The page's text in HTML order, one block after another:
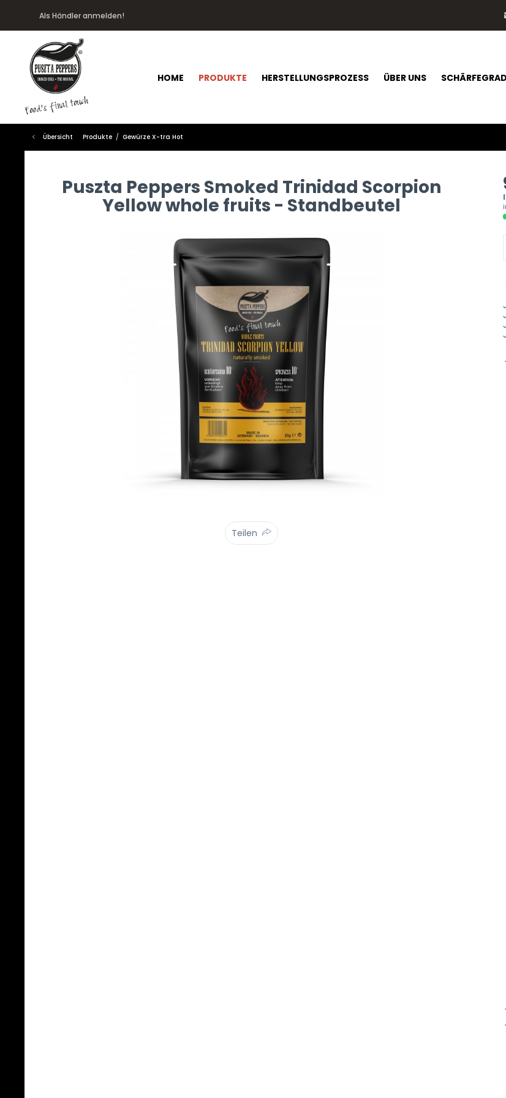
Als Händler anmelden!
HOME PRODUKTE HERSTELLUNGSPROZESS ÜBER UNS
Übersicht Produkte Gewürze X-tra Hot
Puszta Peppers Smoked Trinidad Scorpion
Yellow whole fruits - Standbeutel
Teilen